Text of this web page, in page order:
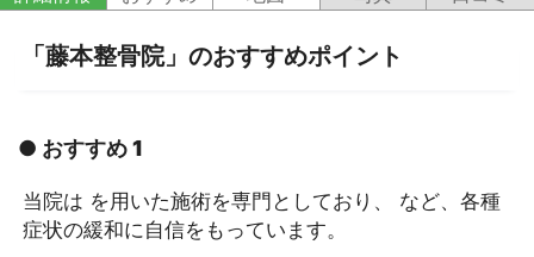
「藤本整骨院」のおすすめポイント
● おすすめ 1
当院は を用いた施術を専門としており、 など、各種
症状の緩和に自信をもっています。